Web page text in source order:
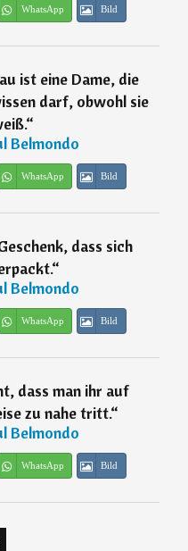
WhatsApp Bild
ist eine Dame, die
darf, obwohl sie
“
Belmondo
WhatsApp Bild
dass sich
“
Belmondo
WhatsApp Bild
dass man ihr auf
zu nahe tritt.“
Belmondo
WhatsApp Bild